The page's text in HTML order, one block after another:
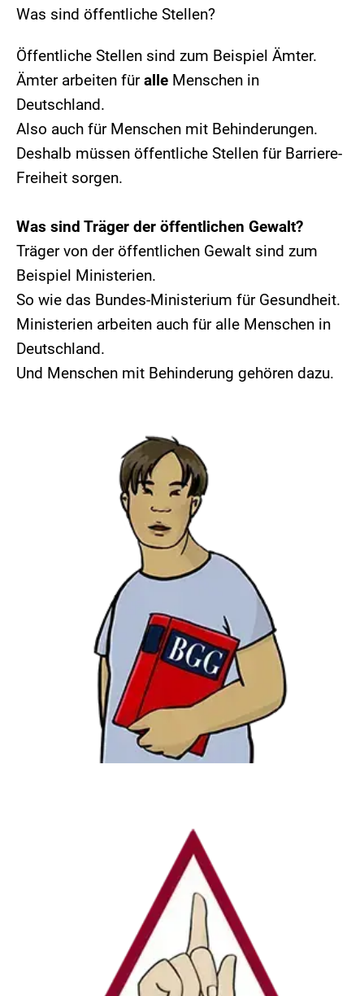
Was sind öffentliche Stellen?
Öffentliche Stellen sind zum Beispiel Ämter.
Ämter arbeiten füralle Menschen in
Deutschland.
Also auch für Menschen mit Behinderungen.
Deshalb müssen öffentliche Stellen für Barriere-
Freiheit sorgen.
Was sind Träger der öffentlichen Gewalt?
Träger von der öffentlichen Gewalt sind zum
Beispiel Ministerien.
So wie das Bundes-Ministerium für Gesundheit.
Ministerien arbeiten auch für alle Menschen in
Deutschland.
Und Menschen mit Behinderung gehören dazu.